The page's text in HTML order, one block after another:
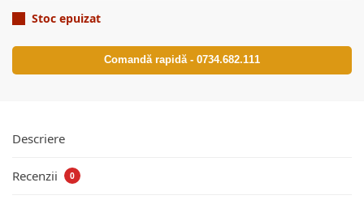
Stoc epuizat
Comandă rapidă - 0734.682.111
Descriere
Recenzii 0